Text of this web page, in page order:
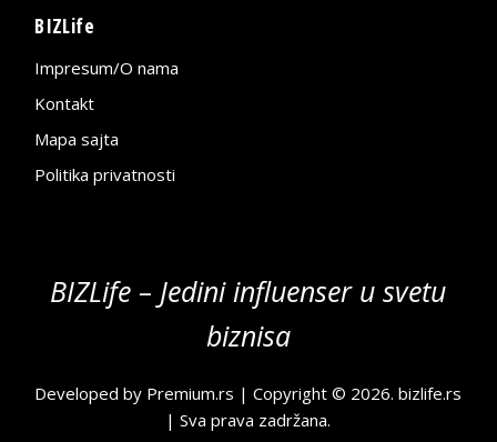
BIZLife
Impresum/O nama
Kontakt
Mapa sajta
Politika privatnosti
BIZLife – Jedini influenser u svetu
biznisa
Developed by Premium.rs | Copyright © 2026.bizlife.rs
| Sva prava zadržana.